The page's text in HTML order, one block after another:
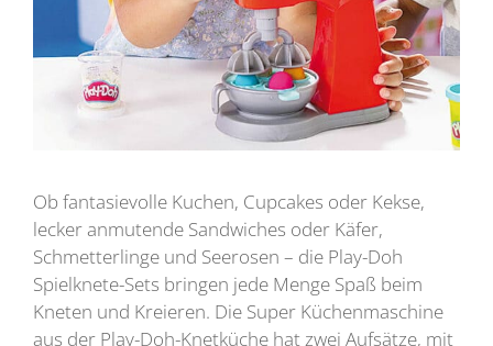
Ob fantasievolle Kuchen, Cupcakes oder Kekse,
lecker anmutende Sandwiches oder Käfer,
Schmetterlinge und Seerosen – die Play-Doh
Spielknete-Sets bringen jede Menge Spaß beim
Kneten und Kreieren. Die Super Küchenmaschine
aus der Play-Doh-Knetküche hat zwei Aufsätze, mit